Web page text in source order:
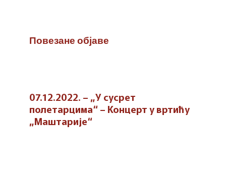
Повезане објаве
07.12.2022. – „У сусрет
полетарцима“ – Концерт у вртићу
„Маштарије“